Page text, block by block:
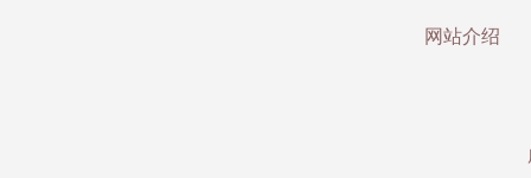
网站介绍